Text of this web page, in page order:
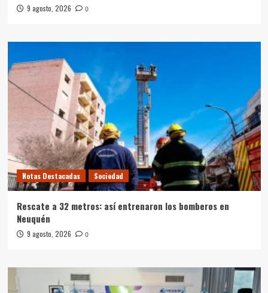
9 agosto, 2026 0
Notas Destacadas Sociedad
Rescate a 32 metros: así entrenaron los bomberos en
Neuquén
9 agosto, 2026 0